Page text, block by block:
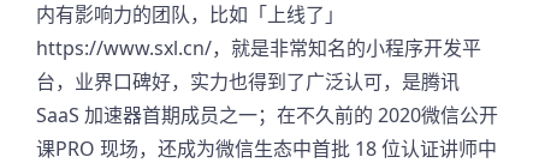
内有影响力的团队，比如「上线了」
https://www.sxl.cn/，就是非常知名的小程序开发平
台，业界口碑好，实力也得到了广泛认可，是腾讯
SaaS 加速器首期成员之一；在不久前的 2020微信公开
课PRO 现场，还成为微信生态中首批 18 位认证讲师中